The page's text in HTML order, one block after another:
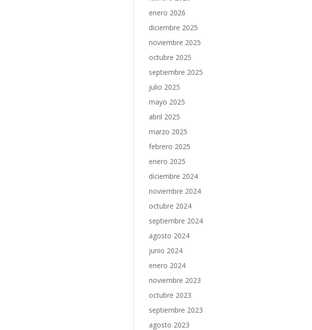
enero 2026
diciembre 2025
noviembre 2025
octubre 2025
septiembre 2025
julio 2025
mayo 2025
abril 2025
marzo 2025
febrero 2025
enero 2025
diciembre 2024
noviembre 2024
octubre 2024
septiembre 2024
agosto 2024
junio 2024
enero 2024
noviembre 2023
octubre 2023
septiembre 2023
agosto 2023